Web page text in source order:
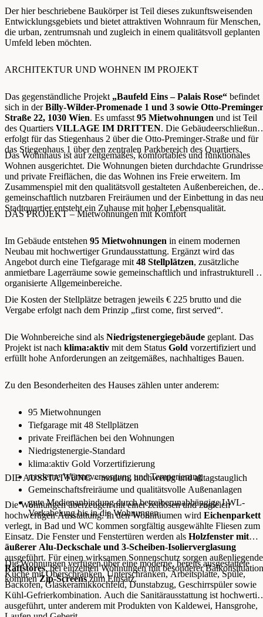
Der hier beschriebene Baukörper ist Teil dieses zukunftsweisenden
Entwicklungsgebiets und bietet attraktiven Wohnraum für Menschen,
die urban, zentrumsnah und zugleich in einem qualitätsvoll geplanten
Umfeld leben möchten.
ARCHITEKTUR UND WOHNEN IM PROJEKT
Das gegenständliche Projekt „Baufeld Eins – Palais Rose“ befindet
sich in derBilly-Wilder-Promenade 1 und 3 sowie Otto-
Straße 22, 1030 Wien. Es umfasst 95 Mietwohnungen und ist Teil
des Quartiers VILLAGE IM DRITTEN. Die Gebäudeerschließung
erfolgt für das Stiegenhaus 2 über die Otto-Preminger-Straße und für
das Stiegenhaus 1 über den zentralen Parkbereich des Quartiers.
Das Wohnhaus ist auf zeitgemäßes, komfortables und funktionales
Wohnen ausgerichtet. Die Wohnungen bieten durchdachte Grundrisse
und private Freiflächen, die das Wohnen ins Freie erweitern. Im
Zusammenspiel mit den qualitätsvoll gestalteten Außenbereichen, den
gemeinschaftlich nutzbaren Freiräumen und der Einbettung in das
Stadtquartier entsteht ein Zuhause mit hoher Lebensqualität.
DAS PROJEKT – Mietwohnungen mit Komfort
Im Gebäude entstehen 95 Mietwohnungen in einem modernen
Neubau mit hochwertiger Grundausstattung. Ergänzt wird das
Angebot durch eine Tiefgarage mit 48 Stellplätzen, zusätzliche
anmietbare Lagerräume sowie gemeinschaftlich und infrastrukturell
organisierte Allgemeinbereiche.
Die Kosten der Stellplätze betragen jeweils € 225 brutto und die
Vergabe erfolgt nach dem Prinzip „first come, first served“.
Die Wohnbereiche sind als Niedrigstenergiegebäude geplant. Das
Projekt ist nach klima:aktiv mit dem Status Gold vorzertifiziert und
erfüllt hohe Anforderungen an zeitgemäßes, nachhaltiges Bauen.
Zu den Besonderheiten des Hauses zählen unter anderem:
95 Mietwohnungen
Tiefgarage mit 48 Stellplätzen
private Freiflächen bei den Wohnungen
Niedrigstenergie-Standard
klima:aktiv Gold Vorzertifizierung
moderne Wärmeversorgung und Temperierung
Gemeinschaftsfreiräume und qualitätsvolle Außenanlagen
gute Medienanbindung durch betreiberunabhängige LWL-
Verkabelung bis in die Wohnungen
DIE AUSSTATTUNG – modern, hochwertig und alltagstauglich
Die Wohnungen überzeugen mit einer zeitlosen und zugleich
hochwertigen Ausstattung. In den Wohnräumen wird Eichenparkett
verlegt, in Bad und WC kommen sorgfältig ausgewählte Fliesen zum
Einsatz. Die Fenster und Fenstertüren werden als Holzfenster mit
äußerer Alu-Deckschale und 3-Scheiben-Isolierverglasung
ausgeführt. Für einen wirksamen Sonnenschutz sorgen außenliegende
Raffstores, bei einzelnen Wohnungen mit besonderer Balkonsituation
kommenZip-Screenszum Einsatz.
Die Wohnungen verfügen über eine moderne, bereits ausgestattete
Küche mit Oberschränken, Unterschränken, Arbeitsplatte, Spüle,
Backofen, Glaskeramikkochfeld, Dunstabzug, Geschirrspüler sowie
Kühl-Gefrierkombination. Auch die Sanitärausstattung ist hochwertig
ausgeführt, unter anderem mit Produkten von Kaldewei, Hansgrohe,